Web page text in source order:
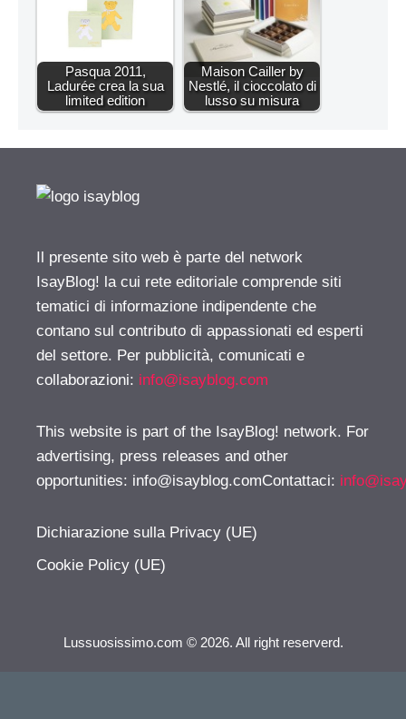
Pasqua 2011,
Ladurée crea la sua
limited edition
Maison Cailler by
Nestlé, il cioccolato di
lusso su misura
Il presente sito web è parte del network
IsayBlog! la cui rete editoriale comprende siti
tematici di informazione indipendente che
contano sul contributo di appassionati ed esperti
del settore. Per pubblicità, comunicati e
collaborazioni: info@isayblog.com
This website is part of the IsayBlog! network. For
advertising, press releases and other
opportunities: info@isayblog.comContattaci:
Dichiarazione sulla Privacy (UE)
Cookie Policy (UE)
Lussuosissimo.com © 2026. All right reserverd.